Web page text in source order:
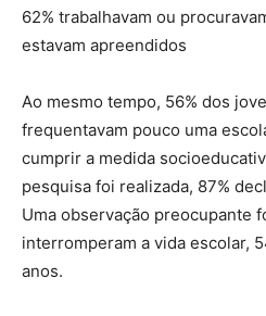
62% trabalhavam ou
estavam apreendidos
Ao mesmo tempo, 56% dos
frequentavam pouco uma
cumprir a medida
pesquisa foi realizada, 87%
Uma observação preocupante
interromperam a vida escolar,
anos.